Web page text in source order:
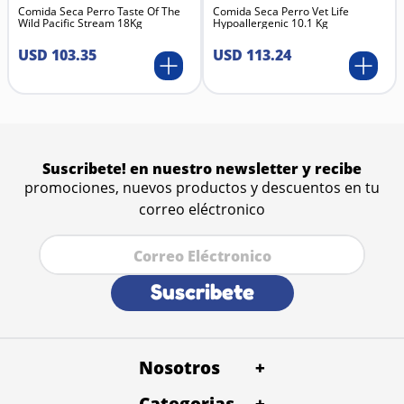
Comida Seca Perro Taste Of The
Wild Pacific Stream 18Kg
USD 103.35
Comida Seca Perro Vet Life
Hypoallergenic 10.1 Kg
USD 113.24
Suscribete! en nuestro newsletter y recibe
promociones, nuevos productos y descuentos en tu
correo eléctronico
Suscribete
Nosotros
+